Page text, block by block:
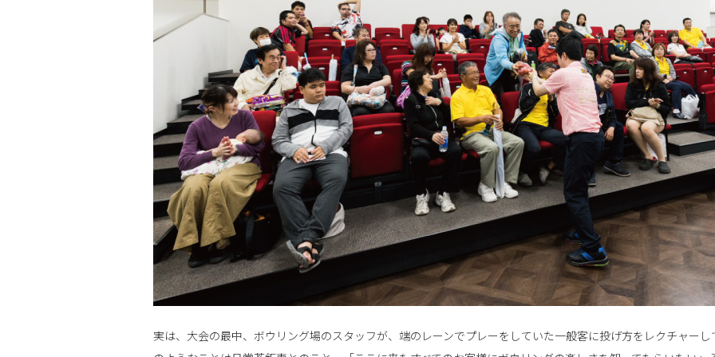
実は、大会の最中、ボウリング場のスタッフが、端のレーンでプレーをしていた一般客に投げ方をレクチャー